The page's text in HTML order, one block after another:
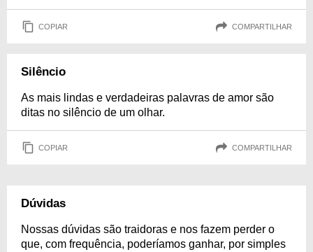
COPIAR COMPARTILHAR
Silêncio
As mais lindas e verdadeiras palavras de amor são
ditas no silêncio de um olhar.
COPIAR COMPARTILHAR
Dúvidas
Nossas dúvidas são traidoras e nos fazem perder o
que, com frequência, poderíamos ganhar, por simples